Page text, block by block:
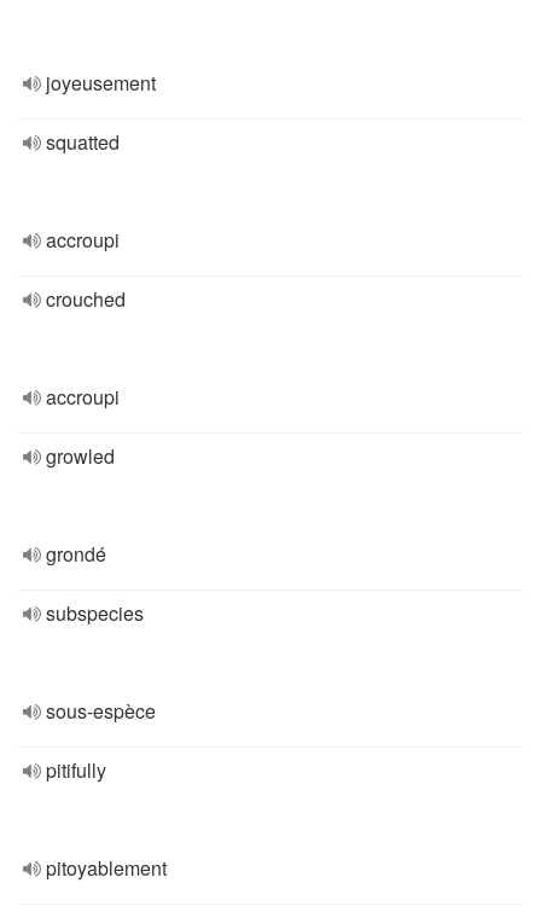
joyeusement
squatted
accroupi
crouched
accroupi
growled
grondé
subspecies
sous-espèce
pitifully
pitoyablement